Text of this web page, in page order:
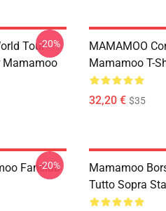
Tour
Mamamoo
-20%
MAMAMOO
Mamamoo T-
32,20 € $35
Fanclub
-20%
Mamamoo
Tutto Sopra